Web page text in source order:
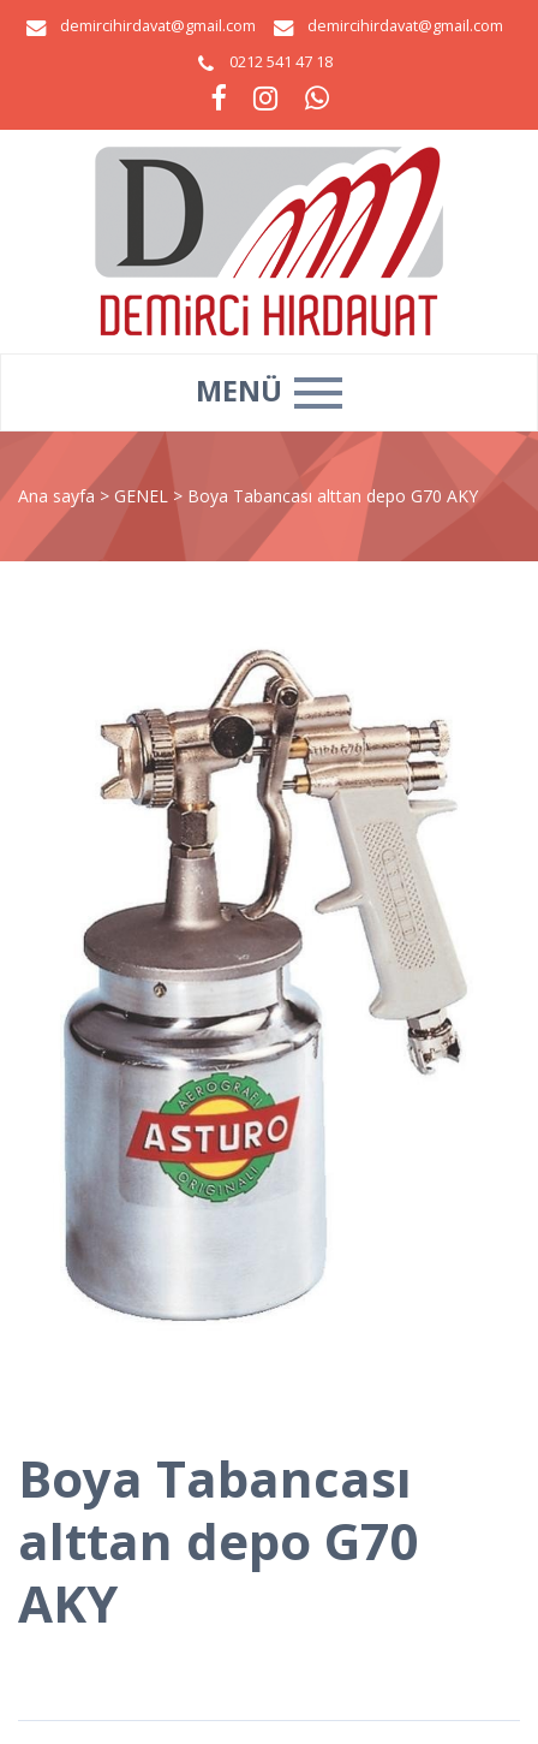
demircihirdavat@gmail.com
demircihirdavat@gmail.com
0212 541 47 18
MENÜ
Ana sayfa > GENEL > Boya Tabancası alttan depo G70 AKY
Boya Tabancası
alttan depo G70
AKY